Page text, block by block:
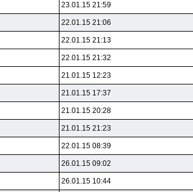
23.01.15 21:59
22.01.15 21:06
22.01.15 21:13
22.01.15 21:32
21.01.15 12:23
21.01.15 17:37
21.01.15 20:28
21.01.15 21:23
22.01.15 08:39
26.01.15 09:02
26.01.15 10:44